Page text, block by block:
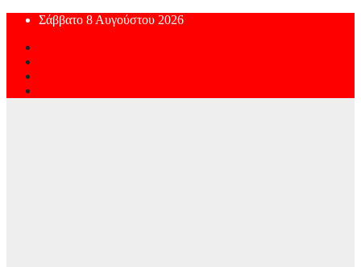
Skip
content
Σάββατο 8 Αυγούστου 2026